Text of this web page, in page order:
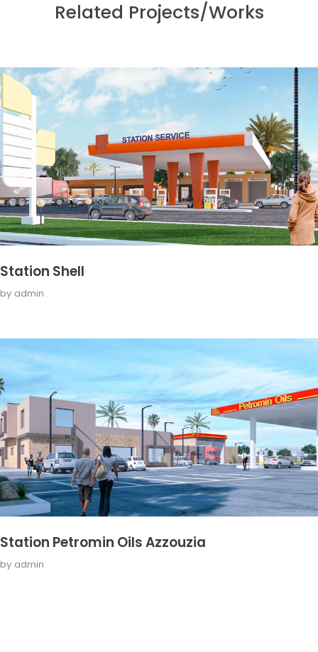
Related Projects/Works
Station Shell
by admin
Station Petromin Oils Azzouzia
by admin